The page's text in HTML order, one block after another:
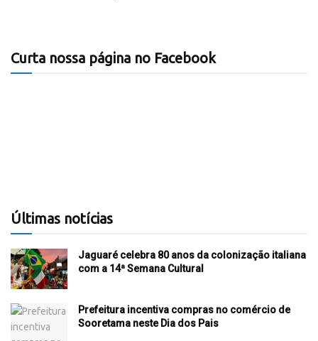
Curta nossa página no Facebook
Últimas notícias
Jaguaré celebra 80 anos da colonização italiana
com a 14ª Semana Cultural
Prefeitura incentiva compras no comércio de
Sooretama neste Dia dos Pais